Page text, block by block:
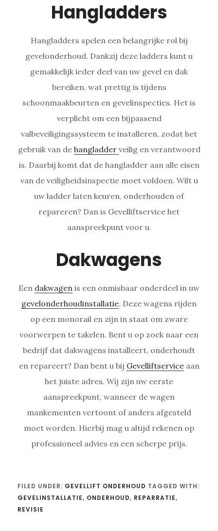
Hangladders
Hangladders spelen een belangrijke rol bij
gevelonderhoud. Dankzij deze ladders kunt u
gemakkelijk ieder deel van uw gevel en dak
bereiken, wat prettig is tijdens
schoonmaakbeurten en gevelinspecties. Het is
verplicht om een bijpassend
valbeveiligingssysteem te installeren, zodat het
gebruik van de hangladder veilig en verantwoord
is. Daarbij komt dat de hangladder aan alle eisen
van de veiligheidsinspectie moet voldoen. Wilt u
uw ladder laten keuren, onderhouden of
repareren? Dan is Gevelliftservice het
aanspreekpunt voor u.
Dakwagens
Een dakwagen is een onmisbaar onderdeel in uw
gevelonderhoudinstallatie. Deze wagens rijden
op een monorail en zijn in staat om zware
voorwerpen te takelen. Bent u op zoek naar een
bedrijf dat dakwagens installeert, onderhoudt
en repareert? Dan bent u bij Gevelliftserviceaan
het juiste adres. Wij zijn uw eerste
aanspreekpunt, wanneer de wagen
mankementen vertoont of anders afgesteld
moet worden. Hierbij mag u altijd rekenen op
professioneel advies en een scherpe prijs.
FILED UNDER: GEVELLIFT ONDERHOUD TAGGED WITH:
GEVELINSTALLATIE, ONDERHOUD, REPARRATIE,
REVISIE